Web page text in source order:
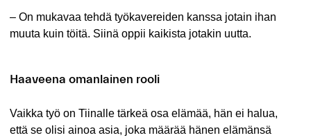
– On mukavaa tehdä työkavereiden kanssa jotain ihan
muuta kuin töitä. Siinä oppii kaikista jotakin uutta.
Haaveena omanlainen rooli
Vaikka työ on Tiinalle tärkeä osa elämää, hän ei halua,
että se olisi ainoa asia, joka määrää hänen elämänsä